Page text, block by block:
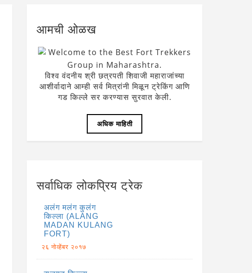
आमची ओळख
Welcome to the Best Fort Trekkers
Group in Maharashtra.
विश्व वंदनीय श्री छत्रपती शिवाजी महाराजांच्या
आशीर्वादाने आम्ही सर्व मित्रांनी मिळून ट्रेकिंग आणि
गड किल्ले सर करण्यास सुरवात केली.
अधिक माहिती
सर्वाधिक लोकप्रिय ट्रेक
अलंग मलंग कुलंग
किल्ला (ALANG
MADAN KULANG
FORT)
२६ नोव्हेंबर २०१७